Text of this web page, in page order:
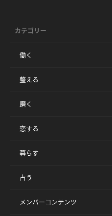
カテゴリー
働く
整える
磨く
恋する
暮らす
占う
メンバーコンテンツ